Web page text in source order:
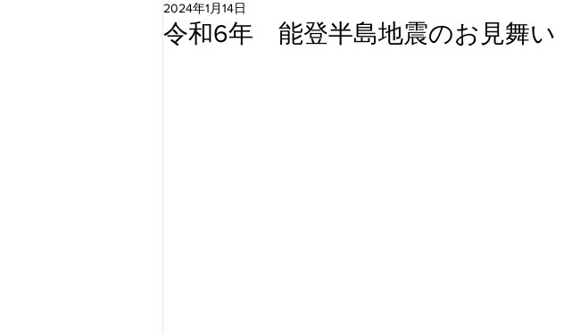
令和6年 能登半島地震のお見舞い
2024年1月14日